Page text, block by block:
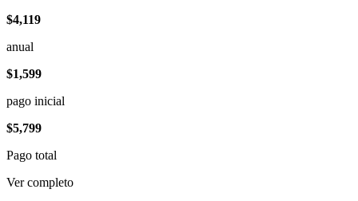
$4,119
anual
$1,599
pago inicial
$5,799
Pago total
Ver completo